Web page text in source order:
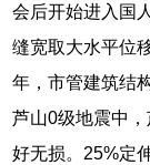
会后开始进入国
缝宽取大水平位
年，市管建筑结
芦山0级地震中
好无损。25%定